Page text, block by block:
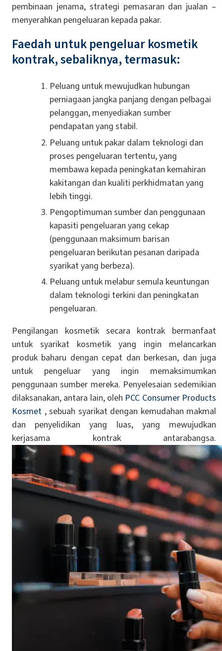
pembinaan jenama, strategi pemasaran dan jualan –
menyerahkan pengeluaran kepada pakar.
Faedah untuk pengeluar kosmetik
kontrak, sebaliknya, termasuk:
Peluang untuk mewujudkan hubungan
perniagaan jangka panjang dengan pelbagai
pelanggan, menyediakan sumber
pendapatan yang stabil.
Peluang untuk pakar dalam teknologi dan
proses pengeluaran tertentu, yang
membawa kepada peningkatan kemahiran
kakitangan dan kualiti perkhidmatan yang
lebih tinggi.
Pengoptimuman sumber dan penggunaan
kapasiti pengeluaran yang cekap
(penggunaan maksimum barisan
pengeluaran berikutan pesanan daripada
syarikat yang berbeza).
Peluang untuk melabur semula keuntungan
dalam teknologi terkini dan peningkatan
pengeluaran.
Pengilangan kosmetik secara kontrak bermanfaat
untuk syarikat kosmetik yang ingin melancarkan
produk baharu dengan cepat dan berkesan, dan juga
untuk pengeluar yang ingin memaksimumkan
penggunaan sumber mereka. Penyelesaian sedemikian
dilaksanakan, antara lain, oleh PCC Consumer Products
Kosmet , sebuah syarikat dengan kemudahan makmal
dan penyelidikan yang luas, yang mewujudkan
kerjasama kontrak antarabangsa.